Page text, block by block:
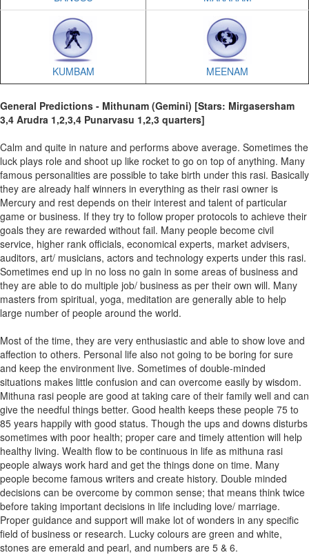
KUMBAM MEENAM
General Predictions - Mithunam (Gemini) [Stars: Mirgasersham
3,4 Arudra 1,2,3,4 Punarvasu 1,2,3 quarters]
Calm and quite in nature and performs above average. Sometimes the
luck plays role and shoot up like rocket to go on top of anything. Many
famous personalities are possible to take birth under this rasi. Basically
they are already half winners in everything as their rasi owner is
Mercury and rest depends on their interest and talent of particular
game or business. If they try to follow proper protocols to achieve their
goals they are rewarded without fail. Many people become civil
service, higher rank officials, economical experts, market advisers,
auditors, art/ musicians, actors and technology experts under this rasi.
Sometimes end up in no loss no gain in some areas of business and
they are able to do multiple job/ business as per their own will. Many
masters from spiritual, yoga, meditation are generally able to help
large number of people around the world.
Most of the time, they are very enthusiastic and able to show love and
affection to others. Personal life also not going to be boring for sure
and keep the environment live. Sometimes of double-minded
situations makes little confusion and can overcome easily by wisdom.
Mithuna rasi people are good at taking care of their family well and can
give the needful things better. Good health keeps these people 75 to
85 years happily with good status. Though the ups and downs disturbs
sometimes with poor health; proper care and timely attention will help
healthy living. Wealth flow to be continuous in life as mithuna rasi
people always work hard and get the things done on time. Many
people become famous writers and create history. Double minded
decisions can be overcome by common sense; that means think twice
before taking important decisions in life including love/ marriage.
Proper guidance and support will make lot of wonders in any specific
field of business or research. Lucky colours are green and white,
stones are emerald and pearl, and numbers are 5 & 6.